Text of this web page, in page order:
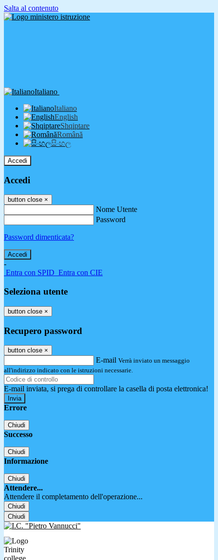
Salta al contenuto
Italiano
Italiano
English
Shqiptare
Română
සිංහල
Accedi
Accedi
button close ×
Nome Utente
Password
Password dimenticata?
-
Entra con SPID Entra con CIE
Seleziona utente
button close ×
Recupero password
button close ×
E-mail Verrà inviato un messaggio
all'indirizzo indicato con le istruzioni necessarie.
E-mail inviata, si prega di controllare la casella di posta elettronica!
Errore
Chiudi
Successo
Chiudi
Informazione
Chiudi
Attendere...
Attendere il completamento dell'operazione...
Chiudi
Chiudi